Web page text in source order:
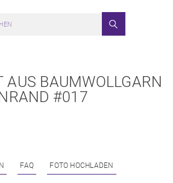
AUS BAUMWOLLGARN
#017
FAQ FOTO HOCHLADEN